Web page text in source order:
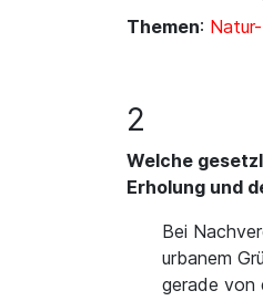
Themen:
2
Welche
Erholung und
Bei
urbanem
gerade von